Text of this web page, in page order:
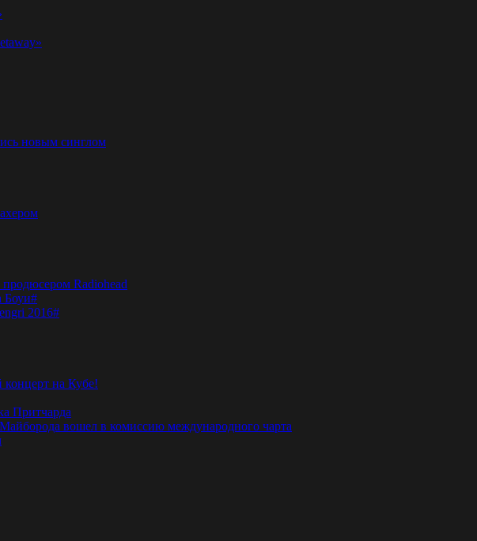
новым синглом
Radiohead
Боуи#
2016#
на Кубе!
Притчарда
вошел в комиссию международного чарта